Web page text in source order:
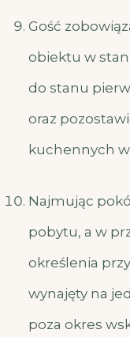
Gość
obiektu w
do stanu
oraz
kuchennych
Najmując
pobytu, a w
określenia
wynajęty na
poza okres